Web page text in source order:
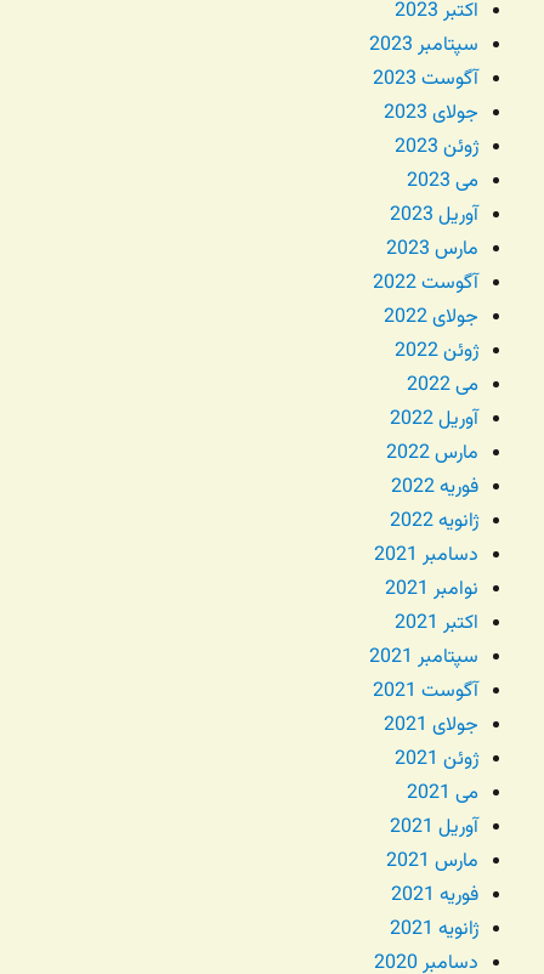
اکتبر 2023
سپتامبر 2023
آگوست 2023
جولای 2023
ژوئن 2023
می 2023
آوریل 2023
مارس 2023
آگوست 2022
جولای 2022
ژوئن 2022
می 2022
آوریل 2022
مارس 2022
فوریه 2022
ژانویه 2022
دسامبر 2021
نوامبر 2021
اکتبر 2021
سپتامبر 2021
آگوست 2021
جولای 2021
ژوئن 2021
می 2021
آوریل 2021
مارس 2021
فوریه 2021
ژانویه 2021
دسامبر 2020